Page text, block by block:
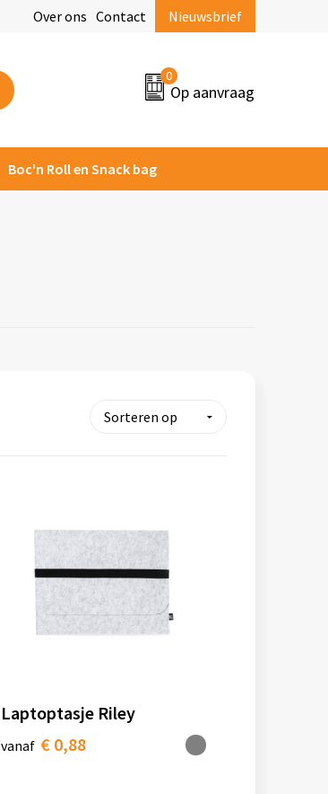
Over ons Contact Nieuwsbrief
0
Op aanvraag
Boc'n Roll en Snack bag
Laptoptasje Riley
vanaf € 0,88